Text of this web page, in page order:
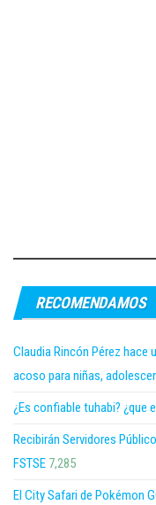
RECOMENDAMOS
Claudia Rincón Pérez hace
acoso para niñas,
¿Es confiable tuhabi? ¿que
Recibirán Servidores
FSTSE 7,285
El City Safari de Pokémon